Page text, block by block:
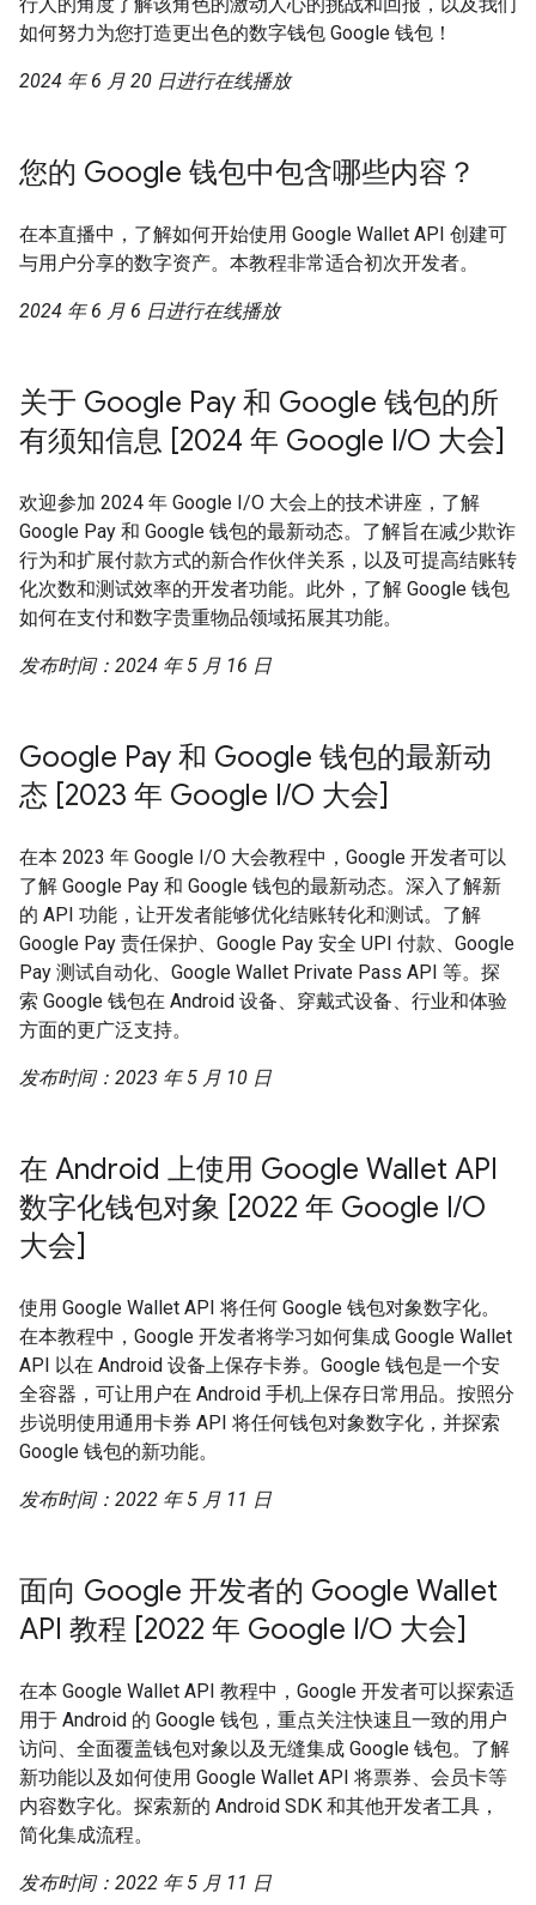
如何努力为您打造更出色的数字钱包 Google 钱包！
2024 年 6 月 20 日进行在线播放
您的 Google 钱包中包含哪些内容？
在本直播中，了解如何开始使用 Google Wallet API 创建可
与用户分享的数字资产。本教程非常适合初次开发者。
2024 年 6 月 6 日进行在线播放
关于 Google Pay 和 Google 钱包的所
有须知信息 [2024 年 Google I/O 大会]
欢迎参加 2024 年 Google I/O 大会上的技术讲座，了解
Google Pay 和 Google 钱包的最新动态。了解旨在减少欺诈
行为和扩展付款方式的新合作伙伴关系，以及可提高结账转
化次数和测试效率的开发者功能。此外，了解 Google 钱包
如何在支付和数字贵重物品领域拓展其功能。
发布时间：2024 年 5 月 16 日
Google Pay 和 Google 钱包的最新动
态 [2023 年 Google I/O 大会]
在本 2023 年 Google I/O 大会教程中，Google 开发者可以
了解 Google Pay 和 Google 钱包的最新动态。深入了解新
的 API 功能，让开发者能够优化结账转化和测试。了解
Google Pay 责任保护、Google Pay 安全 UPI 付款、Google
Pay 测试自动化、Google Wallet Private Pass API 等。探
索 Google 钱包在 Android 设备、穿戴式设备、行业和体验
方面的更广泛支持。
发布时间：2023 年 5 月 10 日
在 Android 上使用 Google Wallet API
数字化钱包对象 [2022 年 Google I/O
大会]
使用 Google Wallet API 将任何 Google 钱包对象数字化。
在本教程中，Google 开发者将学习如何集成 Google Wallet
API 以在 Android 设备上保存卡券。Google 钱包是一个安
全容器，可让用户在 Android 手机上保存日常用品。按照分
步说明使用通用卡券 API 将任何钱包对象数字化，并探索
Google 钱包的新功能。
发布时间：2022 年 5 月 11 日
面向 Google 开发者的 Google Wallet
API 教程 [2022 年 Google I/O 大会]
在本 Google Wallet API 教程中，Google 开发者可以探索适
用于 Android 的 Google 钱包，重点关注快速且一致的用户
访问、全面覆盖钱包对象以及无缝集成 Google 钱包。了解
新功能以及如何使用 Google Wallet API 将票券、会员卡等
内容数字化。探索新的 Android SDK 和其他开发者工具，
简化集成流程。
发布时间：2022 年 5 月 11 日